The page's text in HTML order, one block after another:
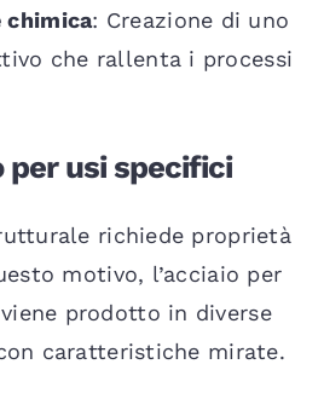
chimica: Creazione di uno
che rallenta i processi
per usi specifici
richiede proprietà
motivo, l’acciaio per
prodotto in diverse
caratteristiche mirate.